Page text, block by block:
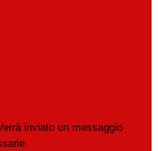
inviato un messaggio